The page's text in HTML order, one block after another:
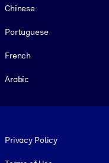
Chinese
Portuguese
French
Arabic
Privacy Policy